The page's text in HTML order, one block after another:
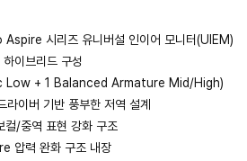
시리즈 유니버설 인이어 모니터(UIEM)
이브리드 구성
Low + 1 Balanced Armature Mid/High)
라이버 기반 풍부한 저역 설계
컬/중역 표현 강화 구조
압력 완화 구조 내장